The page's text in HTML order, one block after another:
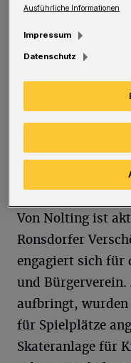
V on Nolting
langjähriges
war dort CDU-
Vorsitzender der
stellvertretender
Von Nolting ist
Ronsdorfer
engagiert sich für
und Bürgerverein.
aufbringt, wurden
für Spielplätze
Skateranlage für
Ausführliche Informationen
Impressum
Datenschutz